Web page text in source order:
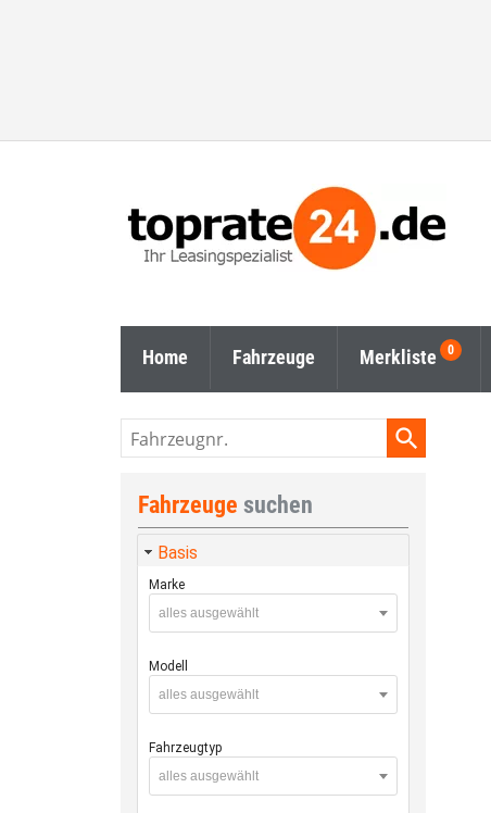
Home Fahrzeuge Merkliste
Fahrzeugnr.
Fahrzeuge suchen
Basis
Marke
alles ausgewählt
Modell
alles ausgewählt
Fahrzeugtyp
alles ausgewählt